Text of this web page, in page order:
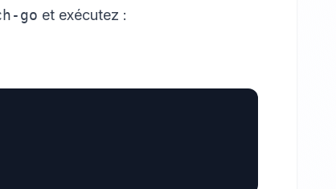
go et exécutez :